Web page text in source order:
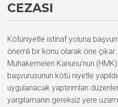
CEZASI
Kötüniyetle istinaf yoluna
önemli bir konu olarak öne çıkar.
Muhakemeleri Kanunu’nun
başvurusunun kötü niyetle
uygulanacak yaptırımları
yargılamanın gereksiz yere